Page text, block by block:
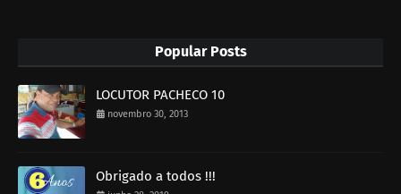
Popular Posts
LOCUTOR PACHECO 10
novembro 30, 2013
Obrigado a todos !!!